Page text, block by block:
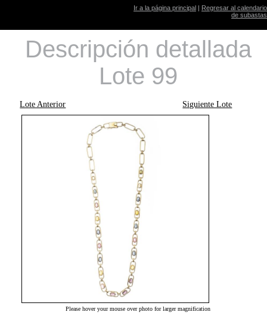
Ir a la página principal | Regresar al calendario
de subastas
Descripción detallada
Lote 99
Lote Anterior Siguiente Lote
Please hover your mouse over photo for larger magnification